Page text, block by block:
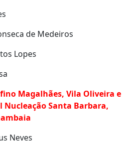
de Medeiros
Lopes
Magalhães, Vila Oliveira e
Nucleação Santa Barbara,
Neves